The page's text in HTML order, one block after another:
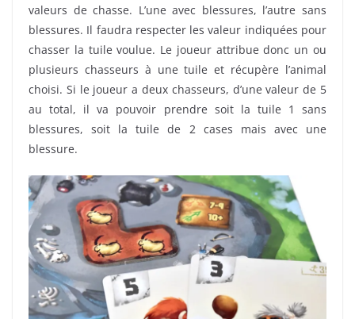
valeurs de chasse. L’une avec blessures, l’autre sans
blessures. Il faudra respecter les valeur indiquées pour
chasser la tuile voulue. Le joueur attribue donc un ou
plusieurs chasseurs à une tuile et récupère l’animal
choisi. Si le joueur a deux chasseurs, d’une valeur de 5
au total, il va pouvoir prendre soit la tuile 1 sans
blessures, soit la tuile de 2 cases mais avec une
blessure.